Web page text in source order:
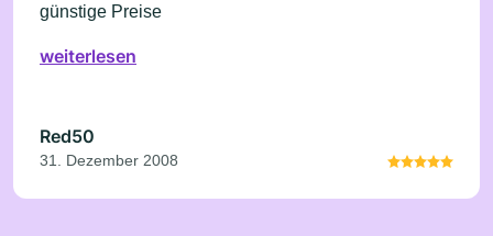
günstige Preise
weiterlesen
Red50
31. Dezember 2008